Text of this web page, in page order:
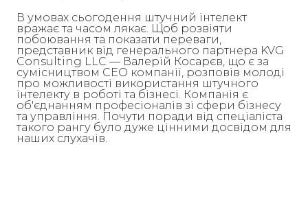
В умовах сьогодення штучний інтелект
вражає та часом лякає. Щоб розвіяти
побоювання та показати переваги,
представник від генерального партнера KVG
Consulting LLC — Валерій Косарєв, що є за
сумісництвом CEO компанії, розповів молоді
про можливості використання штучного
інтелекту в роботі та бізнесі. Компанія є
об'єднанням професіоналів зі сфери бізнесу
та управління. Почути поради від спеціаліста
такого рангу було дуже цінними досвідом для
наших слухачів.